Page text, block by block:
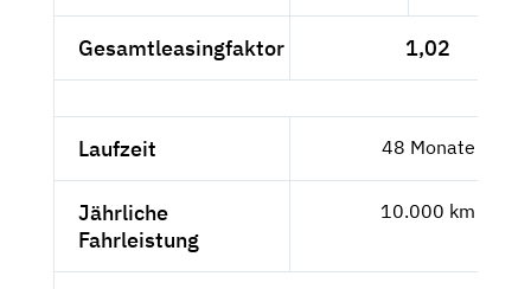
Gesamtleasingfaktor 1,02
Laufzeit 48 Monate
Jährliche
Fahrleistung
10.000 km